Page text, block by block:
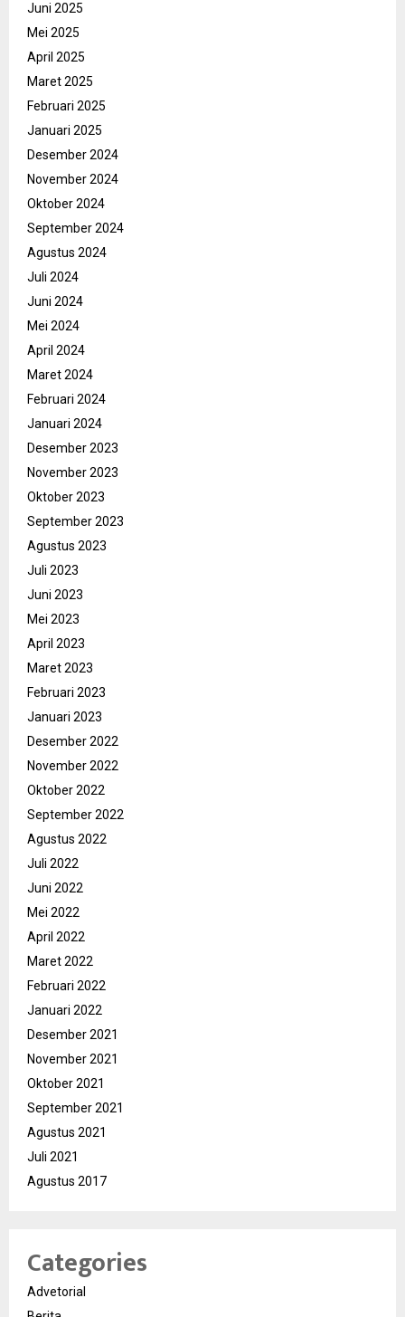
Juni 2025
Mei 2025
April 2025
Maret 2025
Februari 2025
Januari 2025
Desember 2024
November 2024
Oktober 2024
September 2024
Agustus 2024
Juli 2024
Juni 2024
Mei 2024
April 2024
Maret 2024
Februari 2024
Januari 2024
Desember 2023
November 2023
Oktober 2023
September 2023
Agustus 2023
Juli 2023
Juni 2023
Mei 2023
April 2023
Maret 2023
Februari 2023
Januari 2023
Desember 2022
November 2022
Oktober 2022
September 2022
Agustus 2022
Juli 2022
Juni 2022
Mei 2022
April 2022
Maret 2022
Februari 2022
Januari 2022
Desember 2021
November 2021
Oktober 2021
September 2021
Agustus 2021
Juli 2021
Agustus 2017
Categories
Advetorial